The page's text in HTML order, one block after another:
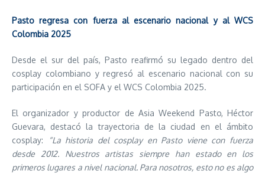
Pasto regresa con fuerza al escenario nacional y al WCS
Colombia 2025
Desde el sur del país, Pasto reafirmó su legado dentro del
cosplay colombiano y regresó al escenario nacional con su
participación en el SOFA y el WCS Colombia 2025.
El organizador y productor de Asia Weekend Pasto, Héctor
Guevara, destacó la trayectoria de la ciudad en el ámbito
cosplay:
“La historia del cosplay en Pasto viene con fuerza
desde 2012. Nuestros artistas siempre han estado en los
primeros lugares a nivel nacional. Para nosotros, esto no es algo